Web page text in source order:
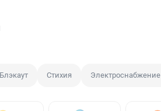
Блэкаут Стихия Электроснабжение